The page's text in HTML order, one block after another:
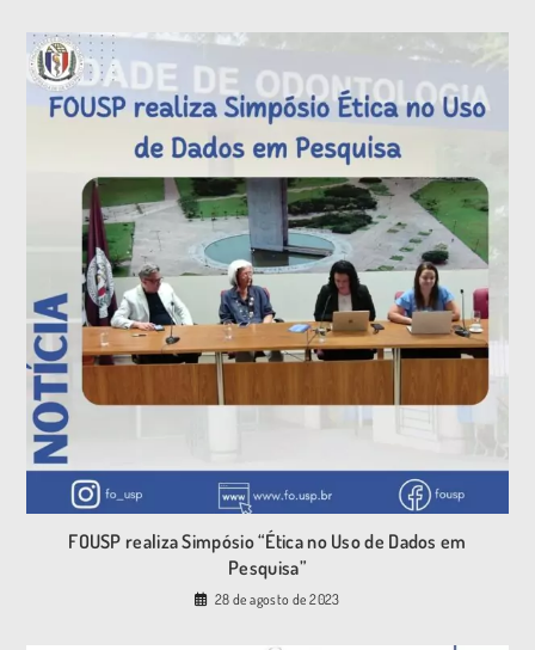
FOUSP realiza Simpósio “Ética no Uso de Dados em
Pesquisa”
28 de agosto de 2023